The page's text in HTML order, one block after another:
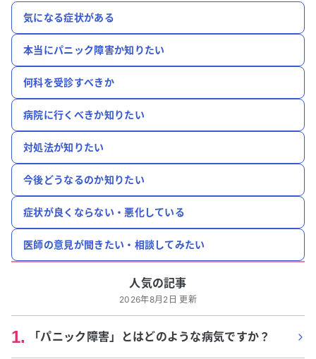
気になる症状がある
本当にパニック障害か知りたい
何科を受診すべきか
病院に行くべきか知りたい
対処法が知りたい
今後どうなるのか知りたい
症状が良くならない・悪化している
医師の意見が聞きたい・相談してみたい
人気の記事
2026年8月2日 更新
1. 「パニック障害」とはどのような病気ですか？